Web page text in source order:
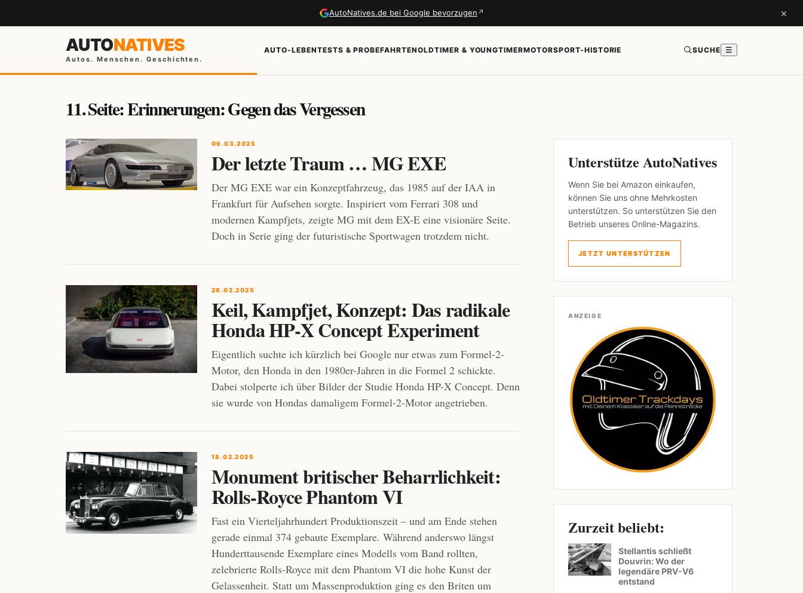
AutoNatives.de bei Google bevorzugen ↗ ×
AUTONATIVES
Autos. Menschen. Geschichten.
AUTO-LEBENTESTS & PROBEFAHRTENOLDTIMER & YOUNGTIMERMOTORSPORT-HISTORIE SUCHE ☰
11. Seite: Erinnerungen: Gegen das Vergessen
06.03.2025
Der letzte Traum … MG EXE
Der MG EXE war ein Konzeptfahrzeug, das 1985 auf der IAA in
Frankfurt für Aufsehen sorgte. Inspiriert vom Ferrari 308 und
modernen Kampfjets, zeigte MG mit dem EX-E eine visionäre Seite.
Doch in Serie ging der futuristische Sportwagen trotzdem nicht.
28.02.2025
Keil, Kampfjet, Konzept: Das radikale
Honda HP-X Concept Experiment
Eigentlich suchte ich kürzlich bei Google nur etwas zum Formel-2-
Motor, den Honda in den 1980er-Jahren in die Formel 2 schickte.
Dabei stolperte ich über Bilder der Studie Honda HP-X Concept. Denn
sie wurde von Hondas damaligem Formel-2-Motor angetrieben.
18.02.2025
Monument britischer Beharrlichkeit:
Rolls-Royce Phantom VI
Fast ein Vierteljahrhundert Produktionszeit – und am Ende stehen
gerade einmal 374 gebaute Exemplare. Während anderswo längst
Hunderttausende Exemplare eines Modells vom Band rollten,
zelebrierte Rolls-Royce mit dem Phantom VI die hohe Kunst der
Gelassenheit. Statt um Massenproduktion ging es den Briten um
Unterstütze AutoNatives
Wenn Sie bei Amazon einkaufen,
können Sie uns ohne Mehrkosten
unterstützen. So unterstützen Sie den
Betrieb unseres Online-Magazins.
JETZT UNTERSTÜTZEN
ANZEIGE
Zurzeit beliebt:
Stellantis schließt
Douvrin: Wo der
legendäre PRV-V6
entstand